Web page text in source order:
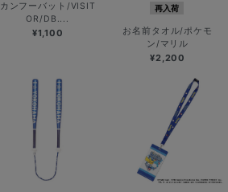
カンフーバット/VISIT
OR/DB....
¥1,100
再入荷
お名前タオル/ポケモ
ン/マリル
¥2,200